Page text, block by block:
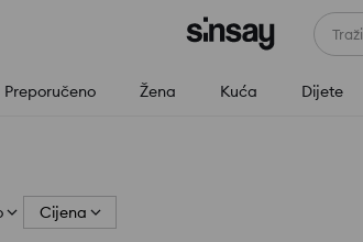
Traži
Preporučeno Žena Kuća Dijete
Cijena